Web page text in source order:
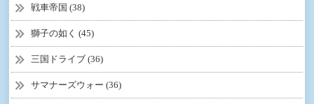
戦車帝国 (38)
獅子の如く (45)
三国ドライブ (36)
サマナーズウォー (36)